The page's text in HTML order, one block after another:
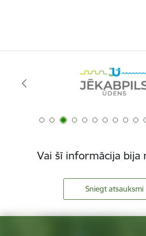
Vai šī informācija bija
Sniegt atsauksmi